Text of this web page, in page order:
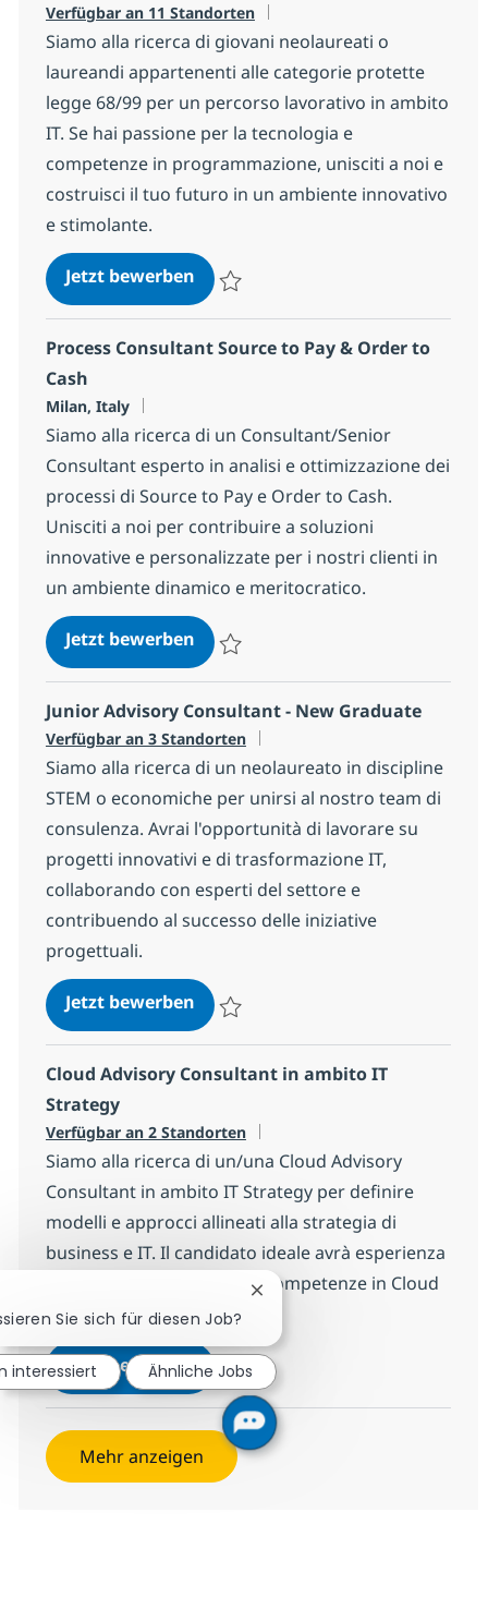
Verfügbar an 11 Standorten
Siamo alla ricerca di giovani neolaureati o
laureandi appartenenti alle categorie protette
legge 68/99 per un percorso lavorativo in ambito
IT. Se hai passione per la tecnologia e
competenze in programmazione, unisciti a noi e
costruisci il tuo futuro in un ambiente innovativo
e stimolante.
Jetzt bewerbenJunior IT Consultant/Developer -
Process Consultant Source to Pay & Order to
Cash
Standort
Milan, Italy
Siamo alla ricerca di un Consultant/Senior
Consultant esperto in analisi e ottimizzazione dei
processi di Source to Pay e Order to Cash.
Unisciti a noi per contribuire a soluzioni
innovative e personalizzate per i nostri clienti in
un ambiente dinamico e meritocratico.
Jetzt bewerbenProcess Consultant Source to
Junior Advisory Consultant - New Graduate
Verfügbar an 3 Standorten
Siamo alla ricerca di un neolaureato in discipline
STEM o economiche per unirsi al nostro team di
consulenza. Avrai l'opportunità di lavorare su
progetti innovativi e di trasformazione IT,
collaborando con esperti del settore e
contribuendo al successo delle iniziative
progettuali.
Jetzt bewerbenJunior Advisory Consultant -
Cloud Advisory Consultant in ambito IT
Strategy
Verfügbar an 2 Standorten
Siamo alla ricerca di un/una Cloud Advisory
Consultant in ambito IT Strategy per definire
modelli e approcci allineati alla strategia di
business e IT. Il candidato ideale avrà esperienza
in consulenza strategica e competenze in Cloud
Governance e FinOps.
Jetzt bewerbenCloud Advisory Consultant in
Speichern Cloud Advisory Consultant in
Mehr anzeigen
Sie sich für diesen Job?
Chatbot-Benachrichtigung
interessiert Ähnliche Jobs